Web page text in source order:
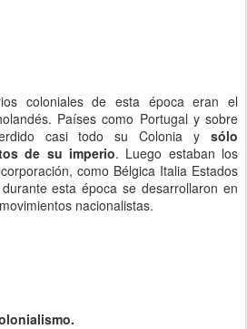
coloniales de esta época eran el
Países como Portugal y sobre
casi todo su Colonia y sólo
de su imperio. Luego estaban los
como Bélgica Italia Estados
esta época se desarrollaron en
nacionalistas.